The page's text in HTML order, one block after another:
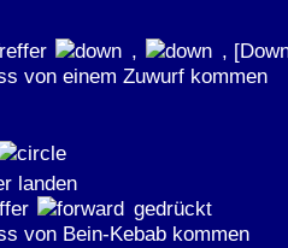
,
,
von einem Zuwurf kommen
landen
gedrückt
von Bein-Kebab kommen